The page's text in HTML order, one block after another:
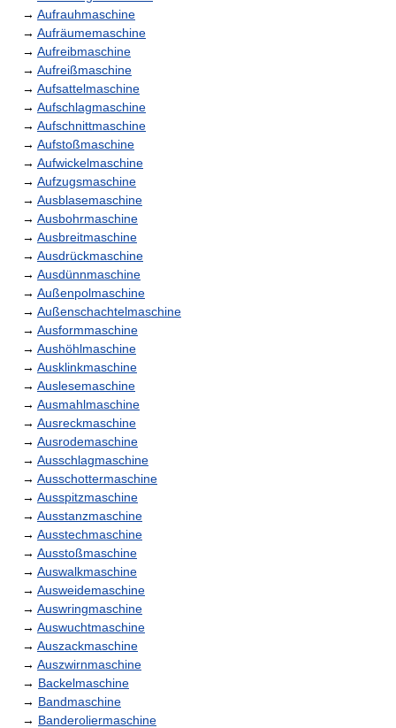
→ Aufrauhmaschine
→ Aufräumemaschine
→ Aufreibmaschine
→ Aufreißmaschine
→ Aufsattelmaschine
→ Aufschlagmaschine
→ Aufschnittmaschine
→ Aufstoßmaschine
→ Aufwickelmaschine
→ Aufzugsmaschine
→ Ausblasemaschine
→ Ausbohrmaschine
→ Ausbreitmaschine
→ Ausdrückmaschine
→ Ausdünnmaschine
→ Außenpolmaschine
→ Außenschachtelmaschine
→ Ausformmaschine
→ Aushöhlmaschine
→ Ausklinkmaschine
→ Auslesemaschine
→ Ausmahlmaschine
→ Ausreckmaschine
→ Ausrodemaschine
→ Ausschlagmaschine
→ Ausschottermaschine
→ Ausspitzmaschine
→ Ausstanzmaschine
→ Ausstechmaschine
→ Ausstoßmaschine
→ Auswalkmaschine
→ Ausweidemaschine
→ Auswringmaschine
→ Auswuchtmaschine
→ Auszackmaschine
→ Auszwirnmaschine
→ Backelmaschine
→ Bandmaschine
→ Banderoliermaschine